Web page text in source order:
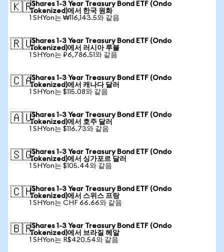
🇰🇷iShares 1-3 Year Treasury Bond ETF (Ondo
Tokenized)에서 한국 원화
1 SHYon는 ₩116,143.5와 같음
🇷🇺iShares 1-3 Year Treasury Bond ETF (Ondo
Tokenized)에서 러시아 루블
1 SHYon는 ₽6,786.51와 같음
🇨🇦iShares 1-3 Year Treasury Bond ETF (Ondo
Tokenized)에서 캐나다 달러
1 SHYon는 $115.08와 같음
🇦🇺iShares 1-3 Year Treasury Bond ETF (Ondo
Tokenized)에서 호주 달러
1 SHYon는 $116.73와 같음
🇸🇬iShares 1-3 Year Treasury Bond ETF (Ondo
Tokenized)에서 싱가포르 달러
1 SHYon는 $105.44와 같음
🇨🇭iShares 1-3 Year Treasury Bond ETF (Ondo
Tokenized)에서 스위스 프랑
1 SHYon는 CHF 66.66와 같음
🇧🇷iShares 1-3 Year Treasury Bond ETF (Ondo
Tokenized)에서 브라질 헤알
1 SHYon는 R$420.54와 같음